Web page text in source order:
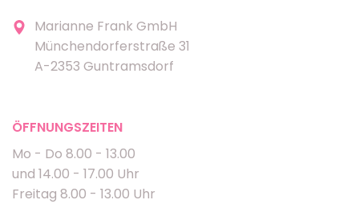
Marianne Frank GmbH
Münchendorferstraße 31
A-2353 Guntramsdorf
ÖFFNUNGSZEITEN
Mo - Do 8.00 - 13.00
und 14.00 - 17.00 Uhr
Freitag 8.00 - 13.00 Uhr